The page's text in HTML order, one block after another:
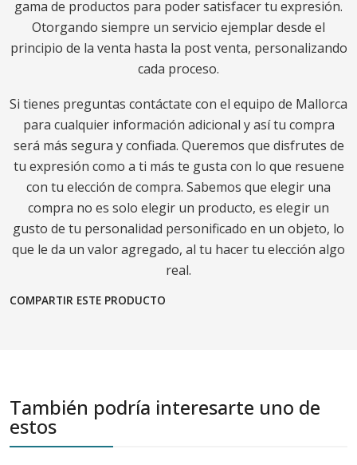
gama de productos para poder satisfacer tu expresión.
Otorgando siempre un servicio ejemplar desde el
principio de la venta hasta la post venta, personalizando
cada proceso.
Si tienes preguntas contáctate con el equipo de Mallorca
para cualquier información adicional y así tu compra
será más segura y confiada. Queremos que disfrutes de
tu expresión como a ti más te gusta con lo que resuene
con tu elección de compra. Sabemos que elegir una
compra no es solo elegir un producto, es elegir un
gusto de tu personalidad personificado en un objeto, lo
que le da un valor agregado, al tu hacer tu elección algo
real.
COMPARTIR ESTE PRODUCTO
También podría interesarte uno de
estos